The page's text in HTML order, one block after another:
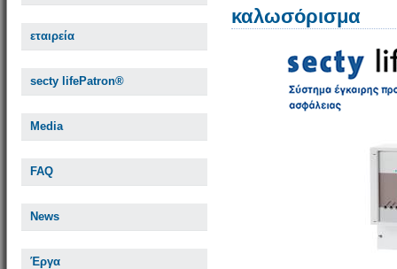
εταιρεία
secty lifePatron®
Media
FAQ
News
Έργα
καλωσόρισμα